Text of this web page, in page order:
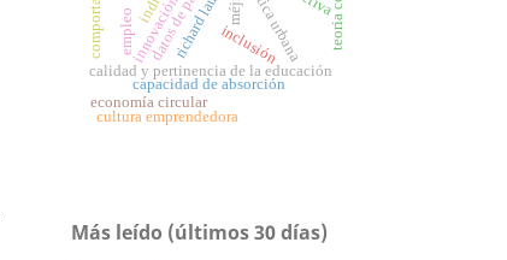
calidad y pertinencia de la educación
empleo
capacidad de absorción
economía circular
datos de panel inclusión
cultura emprendedora
Más leído (últimos 30 días)